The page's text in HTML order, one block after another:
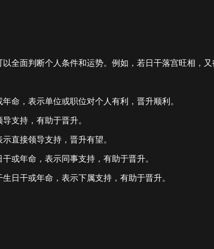
全面判断个人条件和运势。例如，若日干落宫旺相，
命，表示单位或职位对个人有利，晋升顺利。
支持，有助于晋升。
直接领导支持，晋升有望。
或年命，表示同事支持，有助于晋升。
日干或年命，表示下属支持，有助于晋升。